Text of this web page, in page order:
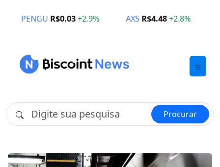
+2.9% AXSR$4.48+2.8% CHZR$0.07+2.6%
Procurar